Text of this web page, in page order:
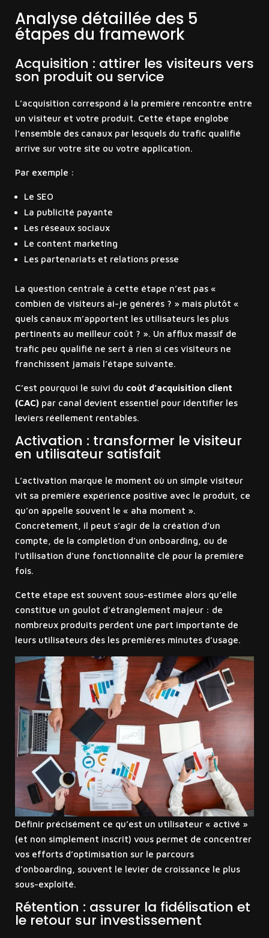
Analyse détaillée des 5
étapes du framework
Acquisition : attirer les visiteurs vers
son produit ou service
L’acquisition correspond à la première rencontre entre
un visiteur et votre produit. Cette étape englobe
l’ensemble des canaux par lesquels du trafic qualifié
arrive sur votre site ou votre application.
Par exemple :
Le SEO
La publicité payante
Les réseaux sociaux
Le content marketing
Les partenariats et relations presse
La question centrale à cette étape n’est pas «
combien de visiteurs ai-je générés ? » mais plutôt «
quels canaux m’apportent les utilisateurs les plus
pertinents au meilleur coût ? ». Un afflux massif de
trafic peu qualifié ne sert à rien si ces visiteurs ne
franchissent jamais l’étape suivante.
C’est pourquoi le suivi du coût d’acquisition client
(CAC)par canal devient essentiel pour identifier les
leviers réellement rentables.
Activation : transformer le visiteur
en utilisateur satisfait
L’activation marque le moment où un simple visiteur
vit sa première expérience positive avec le produit, ce
qu’on appelle souvent le « aha moment ».
Concrètement, il peut s’agir de la création d’un
compte, de la complétion d’un onboarding, ou de
l’utilisation d’une fonctionnalité clé pour la première
fois.
Cette étape est souvent sous-estimée alors qu’elle
constitue un goulot d’étranglement majeur : de
nombreux produits perdent une part importante de
leurs utilisateurs dès les premières minutes d’usage.
Définir précisément ce qu’est un utilisateur « activé »
(et non simplement inscrit) vous permet de concentrer
vos efforts d’optimisation sur le parcours
d’onboarding, souvent le levier de croissance le plus
sous-exploité.
Rétention : assurer la fidélisation et
le retour sur investissement